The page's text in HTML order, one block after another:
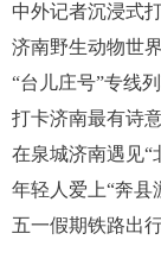
中外记者沉浸式
济南野生动物世
“台儿庄号”专线
打卡济南最有诗
在泉城济南遇见“
年轻人爱上“奔县
五一假期铁路出